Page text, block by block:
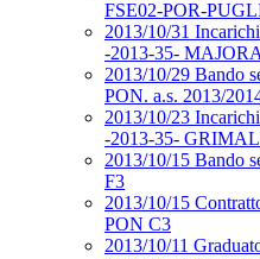
FSE02-POR-
2013/10/31
-2013-35-
2013/10/29 Bando
PON. a.s. 2013/
2013/10/23
-2013-35-
2013/10/15 Bando
F3
2013/10/15
PON C3
2013/10/11